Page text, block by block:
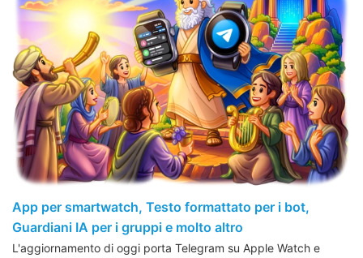
App per smartwatch, Testo formattato per i bot,
Guardiani IA per i gruppi e molto altro
L'aggiornamento di oggi porta Telegram su Apple Watch e